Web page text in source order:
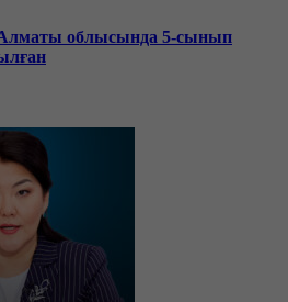
Алматы облысында 5-сынып